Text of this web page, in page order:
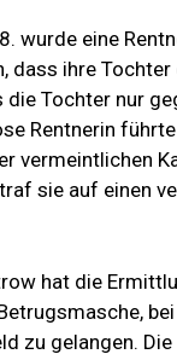
wurde eine
dass ihre
die Tochter nur
Rentnerin
vermeintlichen
sie auf einen
hat die
zu gelangen.